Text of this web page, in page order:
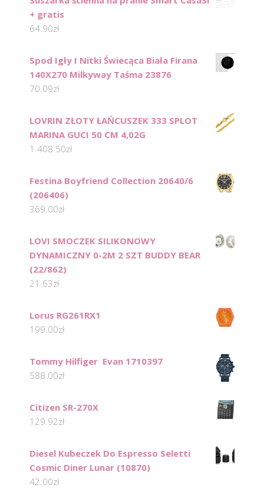
+ gratis
64.90zł
Spod Igły I Nitki Świecąca Biała Firana
140X270 Milkyway Taśma 23876
70.09zł
LOVRIN ZŁOTY ŁAŃCUSZEK 333 SPLOT
MARINA GUCI 50 CM 4,02G
1 408.50zł
Festina Boyfriend Collection 20640/6
(206406)
369.00zł
LOVI SMOCZEK SILIKONOWY
DYNAMICZNY 0-2M 2 SZT BUDDY BEAR
(22/862)
21.63zł
Lorus RG261RX1
199.00zł
Tommy Hilfiger Evan 1710397
588.00zł
Citizen SR-270X
129.92zł
Diesel Kubeczek Do Espresso Seletti
Cosmic Diner Lunar (10870)
42.00zł